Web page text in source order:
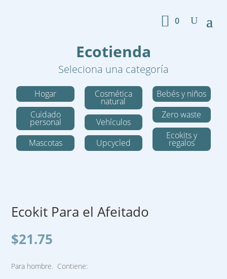
0
Ecotienda
Seleciona una categoría
Hogar
Cuidado
personal
Mascotas
Cosmética
natural
Vehículos
Upcycled
Bebés y niños
Zero waste
Ecokits y
regalos
Ecokit Para el Afeitado
$21.75
Para hombre. Contiene: